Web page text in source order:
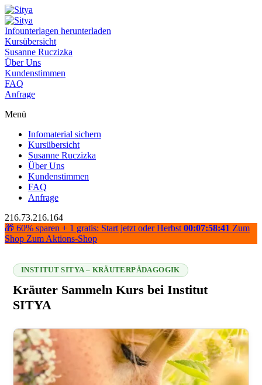
Infounterlagen herunterladen
Kursübersicht
Susanne Ruczizka
Über Uns
Kundenstimmen
FAQ
Anfrage
Menü
Infomaterial sichern
Kursübersicht
Susanne Ruczizka
Über Uns
Kundenstimmen
FAQ
Anfrage
216.73.216.164
🎁 60% sparen + 1 gratis: Start jetzt oder Herbst 00:07:58:41 Zum
Shop Zum Aktions-Shop
INSTITUT SITYA – KRÄUTERPÄDAGOGIK
Kräuter Sammeln Kurs bei Institut
SITYA
216.73.216.164 2026-08-07 16:00:11